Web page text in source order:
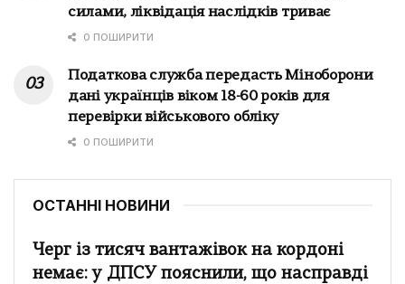
силами, ліквідація наслідків триває
0 ПОШИРИТИ
Податкова служба передасть Міноборони
дані українців віком 18-60 років для
перевірки військового обліку
0 ПОШИРИТИ
ОСТАННІ НОВИНИ
Черг із тисяч вантажівок на кордоні
немає: у ДПСУ пояснили, що насправді